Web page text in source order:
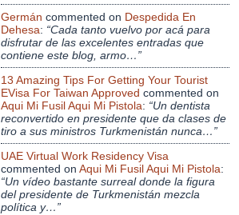
Germán commented on Despedida En
Dehesa: “Cada tanto vuelvo por acá para
disfrutar de las excelentes entradas que
contiene este blog, armo…”
13 Amazing Tips For Getting Your Tourist
EVisa For Taiwan Approved commented on
Aqui Mi Fusil Aqui Mi Pistola: “Un dentista
reconvertido en presidente que da clases de
tiro a sus ministros Turkmenistán nunca…”
UAE Virtual Work Residency Visa
commented on Aqui Mi Fusil Aqui Mi Pistola:
“Un vídeo bastante surreal donde la figura
del presidente de Turkmenistán mezcla
política y…”